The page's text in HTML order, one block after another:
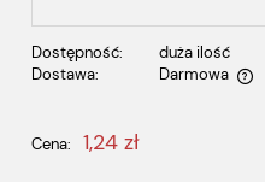
Dostępność:
duża ilość
Dostawa:
Darmowa
Cena nie zawiera
Cena: 1,24 zł